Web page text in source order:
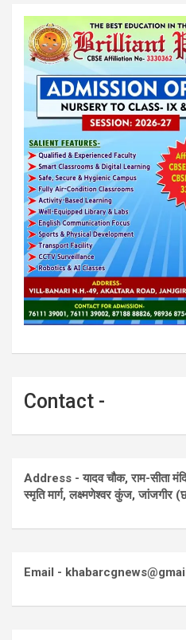
Contact -
Address - यादव चौक, राम-सीता
स्मृति मार्ग, लक्ष्मणेश्वर कुंज, जांजगीर
Email -